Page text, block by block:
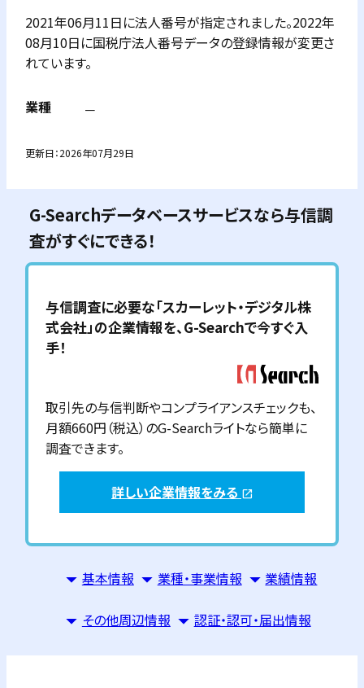
2021年06月11日に法人番号が指定されました。2022年
08月10日に国税庁法人番号データの登録情報が変更さ
れています。
業種 －
更新日：2026年07月29日
G-Searchデータベースサービスなら与信調
査がすぐにできる！
与信調査に必要な「スカーレット・デジタル株
式会社」の企業情報を、G-Searchで今すぐ入
手！
取引先の与信判断やコンプライアンスチェックも、
月額660円（税込）のG-Searchライトなら簡単に
調査できます。
詳しい企業情報をみる open_in_new
基本情報 業種・事業情報 業績情報
その他周辺情報 認証・認可・届出情報